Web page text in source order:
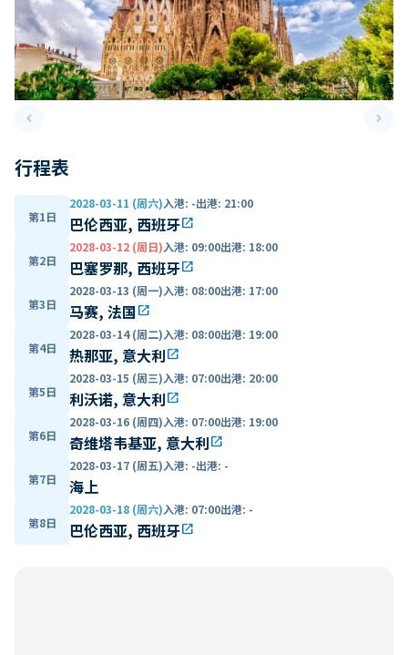
keyboard_arrow_leftPrevious slide keyboard_arrow_right
行程表
第1日
2028-03-11 (周六)入港: -出港: 21:00
巴伦西亚, 西班牙open_in_new
第2日
2028-03-12 (周日)入港: 09:00出港: 18:00
巴塞罗那, 西班牙open_in_new
第3日
2028-03-13 (周一)入港: 08:00出港: 17:00
马赛, 法国open_in_new
第4日
2028-03-14 (周二)入港: 08:00出港: 19:00
热那亚, 意大利open_in_new
第5日
2028-03-15 (周三)入港: 07:00出港: 20:00
利沃诺, 意大利open_in_new
第6日
2028-03-16 (周四)入港: 07:00出港: 19:00
奇维塔韦基亚, 意大利open_in_new
第7日
2028-03-17 (周五)入港: -出港: -
海上
第8日
2028-03-18 (周六)入港: 07:00出港: -
巴伦西亚, 西班牙open_in_new